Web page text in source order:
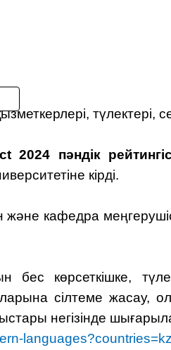
түлектері,
пәндік
кірді.
кафедра
бес көрсеткішке,
сілтеме жасау,
негізінде
languages?countries=kz